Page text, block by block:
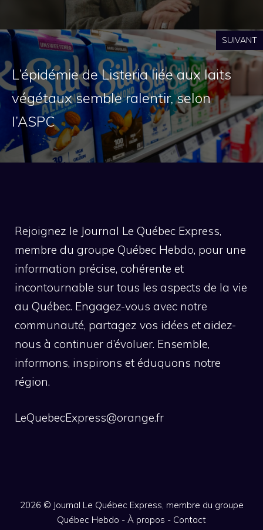
SUIVANT
L’épidémie de Listeria liée aux laits
végétaux semble ralentir, selon
l’ASPC
Rejoignez le Journal Le Québec Express,
membre du groupe Québec Hebdo, pour une
information précise, cohérente et
incontournable sur tous les aspects de la vie
au Québec. Engagez-vous avec notre
communauté, partagez vos idées et aidez-
nous à continuer d’évoluer. Ensemble,
informons, inspirons et éduquons notre
région.
LeQuebecExpress@orange.fr
2026 © Journal Le Québec Express, membre du groupe
Québec Hebdo - À propos - Contact